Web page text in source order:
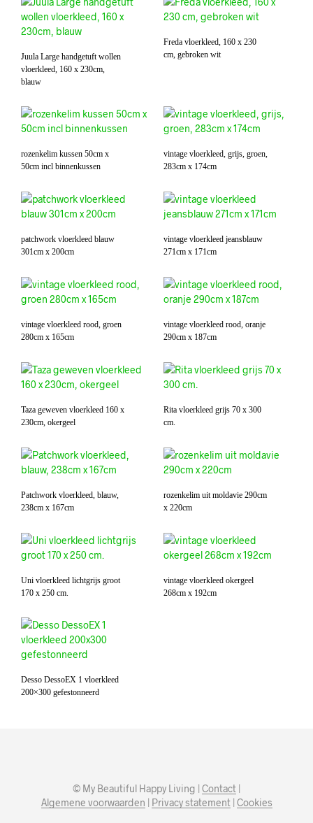
Juula Large handgetuft wollen
vloerkleed, 160 x 230cm,
blauw
Freda vloerkleed, 160 x 230
cm, gebroken wit
rozenkelim kussen 50cm x
50cm incl binnenkussen
vintage vloerkleed, grijs, groen,
283cm x 174cm
patchwork vloerkleed blauw
301cm x 200cm
vintage vloerkleed jeansblauw
271cm x 171cm
vintage vloerkleed rood, groen
280cm x 165cm
vintage vloerkleed rood, oranje
290cm x 187cm
Taza geweven vloerkleed 160 x
230cm, okergeel
Rita vloerkleed grijs 70 x 300
cm.
Patchwork vloerkleed, blauw,
238cm x 167cm
rozenkelim uit moldavie 290cm
x 220cm
Uni vloerkleed lichtgrijs groot
170 x 250 cm.
vintage vloerkleed okergeel
268cm x 192cm
Desso DessoEX 1 vloerkleed
200×300 gefestonneerd
© My Beautiful Happy Living | Contact |
Algemene voorwaarden | Privacy statement| Cookies